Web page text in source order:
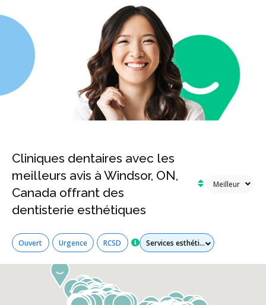
Cliniques dentaires avec les
meilleurs avis à Windsor, ON,
Canada offrant des
dentisterie esthétiques
Ouvert Urgence RCSD Tous les services